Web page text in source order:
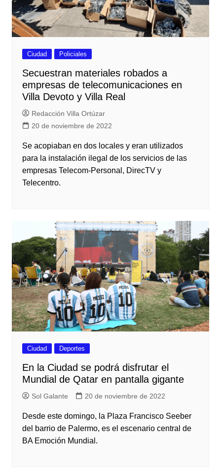
Ciudad Policiales
Secuestran materiales robados a
empresas de telecomunicaciones en
Villa Devoto y Villa Real
Redacción Villa Ortúzar
20 de noviembre de 2022
Se acopiaban en dos locales y eran utilizados
para la instalación ilegal de los servicios de las
empresas Telecom-Personal, DirecTV y
Telecentro.
Ciudad Deportes
En la Ciudad se podrá disfrutar el
Mundial de Qatar en pantalla gigante
Sol Galante 20 de noviembre de 2022
Desde este domingo, la Plaza Francisco Seeber
del barrio de Palermo, es el escenario central de
BA Emoción Mundial.